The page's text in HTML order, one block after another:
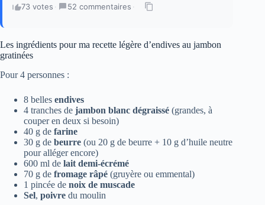
73 votes · 52 commentaires ·
Les ingrédients pour ma recette légère d’endives au jambon
gratinées
Pour 4 personnes :
8 belles endives
4 tranches de jambon blanc dégraissé (grandes, à
couper en deux si besoin)
40 g de farine
30 g de beurre (ou 20 g de beurre + 10 g d’huile neutre
pour alléger encore)
600 ml de lait demi-écrémé
70 g de fromage râpé (gruyère ou emmental)
1 pincée de noix de muscade
Sel, poivre du moulin